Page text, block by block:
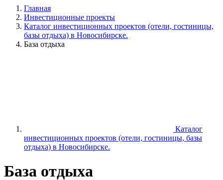
Главная
Инвестиционные проекты
Каталог инвестиционных проектов (отели, гостиницы,
базы отдыха) в Новосибирске.
База отдыха
Каталог
инвестиционных проектов (отели, гостиницы, базы
отдыха) в Новосибирске.
База отдыха